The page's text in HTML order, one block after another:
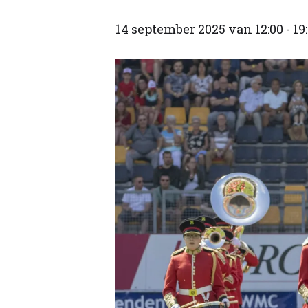
14 september 2025 van 12:00 -